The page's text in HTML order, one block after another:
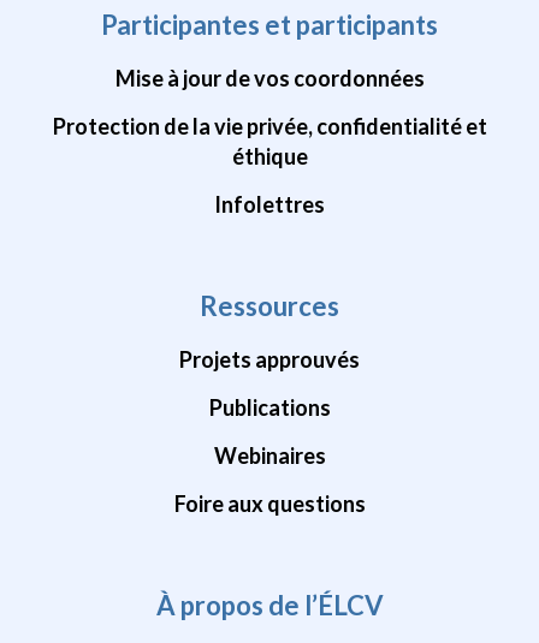
Participantes et participants
Mise à jour de vos coordonnées
Protection de la vie privée, confidentialité et
éthique
Infolettres
Ressources
Projets approuvés
Publications
Webinaires
Foire aux questions
À propos de l’ÉLCV